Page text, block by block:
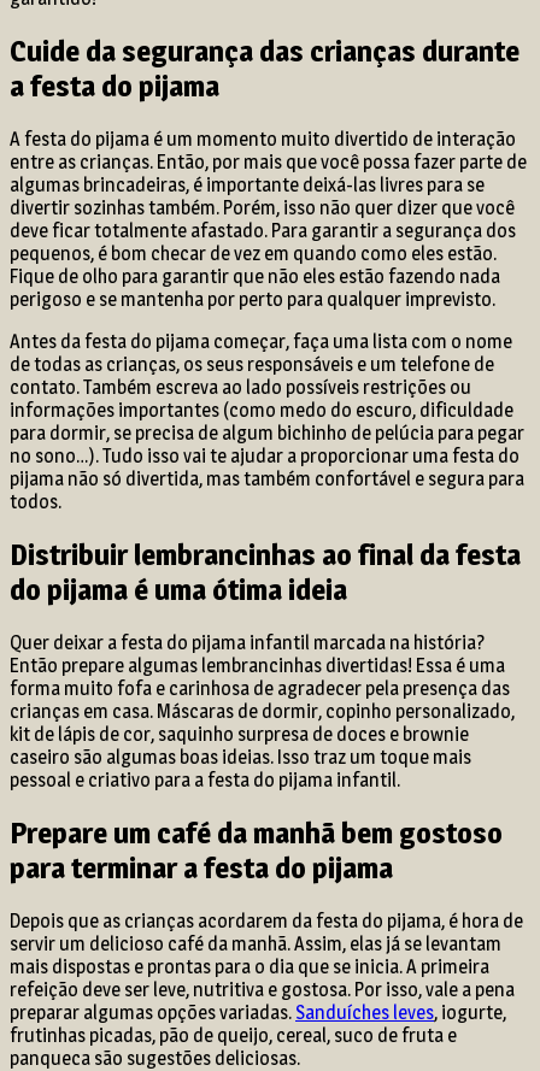
Cuide da segurança das crianças durante
a festa do pijama
A festa do pijama é um momento muito divertido de interação
entre as crianças. Então, por mais que você possa fazer parte de
algumas brincadeiras, é importante deixá-las livres para se
divertir sozinhas também. Porém, isso não quer dizer que você
deve ficar totalmente afastado. Para garantir a segurança dos
pequenos, é bom checar de vez em quando como eles estão.
Fique de olho para garantir que não eles estão fazendo nada
perigoso e se mantenha por perto para qualquer imprevisto.
Antes da festa do pijama começar, faça uma lista com o nome
de todas as crianças, os seus responsáveis e um telefone de
contato. Também escreva ao lado possíveis restrições ou
informações importantes (como medo do escuro, dificuldade
para dormir, se precisa de algum bichinho de pelúcia para pegar
no sono…). Tudo isso vai te ajudar a proporcionar uma festa do
pijama não só divertida, mas também confortável e segura para
todos.
Distribuir lembrancinhas ao final da festa
do pijama é uma ótima ideia
Quer deixar a festa do pijama infantil marcada na história?
Então prepare algumas lembrancinhas divertidas! Essa é uma
forma muito fofa e carinhosa de agradecer pela presença das
crianças em casa. Máscaras de dormir, copinho personalizado,
kit de lápis de cor, saquinho surpresa de doces e brownie
caseiro são algumas boas ideias. Isso traz um toque mais
pessoal e criativo para a festa do pijama infantil.
Prepare um café da manhã bem gostoso
para terminar a festa do pijama
Depois que as crianças acordarem da festa do pijama, é hora de
servir um delicioso café da manhã. Assim, elas já se levantam
mais dispostas e prontas para o dia que se inicia. A primeira
refeição deve ser leve, nutritiva e gostosa. Por isso, vale a pena
preparar algumas opções variadas. Sanduíches leves, iogurte,
frutinhas picadas, pão de queijo, cereal, suco de fruta e
panqueca são sugestões deliciosas.